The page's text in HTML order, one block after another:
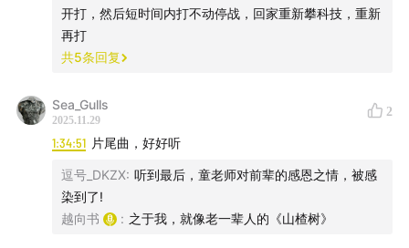
图三：1954年的托马斯转炉，高7米，重64吨。↑
开打，然后短时间内打不动停战，回家重新攀科技，重新
再打
共5条回复
Sea_Gulls
2025.11.29
2
1:34:51 片尾曲，好好听
逗号_DKZX: 听到最后，童老师对前辈的感恩之情，被感
染到了!
越向书
: 之于我，就像老一辈人的《山楂树》